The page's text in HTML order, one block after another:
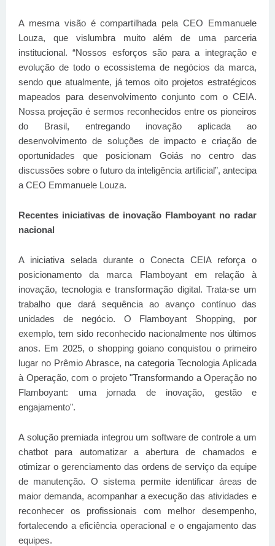
A mesma visão é compartilhada pela CEO Emmanuele
Louza, que vislumbra muito além de uma parceria
institucional. “Nossos esforços são para a integração e
evolução de todo o ecossistema de negócios da marca,
sendo que atualmente, já temos oito projetos estratégicos
mapeados para desenvolvimento conjunto com o CEIA.
Nossa projeção é sermos reconhecidos entre os pioneiros
do Brasil, entregando inovação aplicada ao
desenvolvimento de soluções de impacto e criação de
oportunidades que posicionam Goiás no centro das
discussões sobre o futuro da inteligência artificial”, antecipa
a CEO Emmanuele Louza.
Recentes iniciativas de inovação Flamboyant no radar
nacional
A iniciativa selada durante o Conecta CEIA reforça o
posicionamento da marca Flamboyant em relação à
inovação, tecnologia e transformação digital. Trata-se um
trabalho que dará sequência ao avanço contínuo das
unidades de negócio. O Flamboyant Shopping, por
exemplo, tem sido reconhecido nacionalmente nos últimos
anos. Em 2025, o shopping goiano conquistou o primeiro
lugar no Prêmio Abrasce, na categoria Tecnologia Aplicada
à Operação, com o projeto "Transformando a Operação no
Flamboyant: uma jornada de inovação, gestão e
engajamento".
A solução premiada integrou um software de controle a um
chatbot para automatizar a abertura de chamados e
otimizar o gerenciamento das ordens de serviço da equipe
de manutenção. O sistema permite identificar áreas de
maior demanda, acompanhar a execução das atividades e
reconhecer os profissionais com melhor desempenho,
fortalecendo a eficiência operacional e o engajamento das
equipes.